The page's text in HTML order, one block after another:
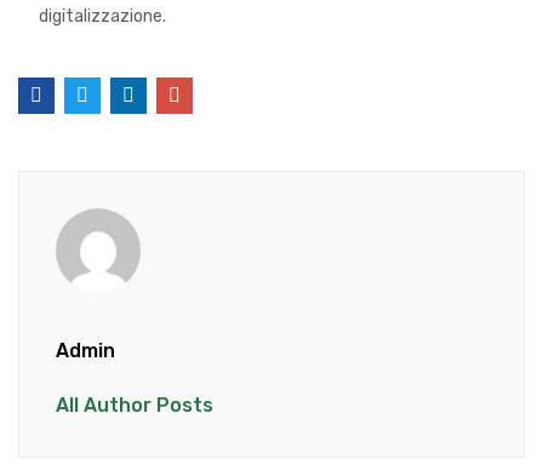
digitalizzazione.
Admin
All Author Posts